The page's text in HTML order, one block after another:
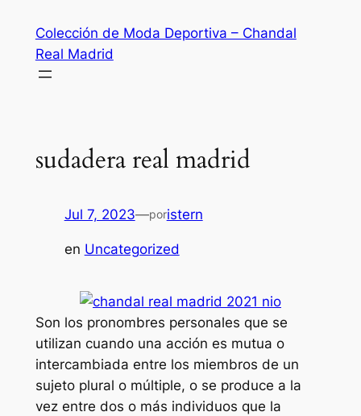
contenido
Colección de Moda Deportiva – Chandal
Real Madrid
sudadera real madrid
Jul 7, 2023—poristern
en Uncategorized
Son los pronombres personales que se
utilizan cuando una acción es mutua o
intercambiada entre los miembros de un
sujeto plural o múltiple, o se produce a la
vez entre dos o más individuos que la